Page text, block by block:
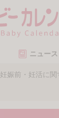
ニュース
妊娠前・妊活に関